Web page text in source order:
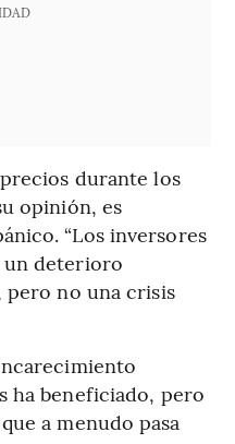
durante los
opinión, es
“Los inversores
un deterioro
no una crisis
ha beneficiado, pero
a menudo pasa